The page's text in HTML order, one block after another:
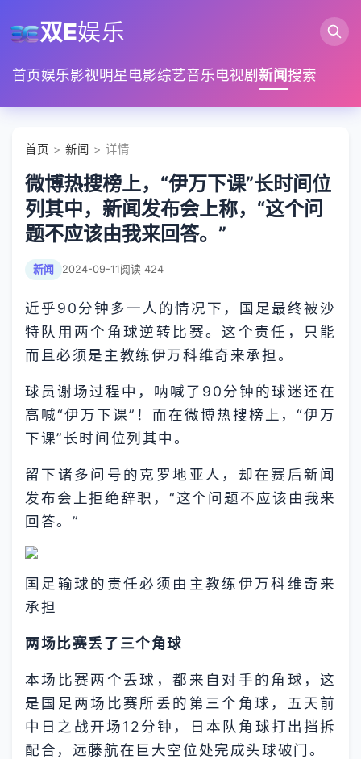
双E娱乐
首页娱乐影视明星电影综艺音乐电视剧 新闻搜索
首页 > 新闻 > 详情
微博热搜榜上，“伊万下课”长时间位
列其中，新闻发布会上称，“这个问
题不应该由我来回答。”
新闻 2024-09-11阅读 424
近乎90分钟多一人的情况下，国足最终被沙
特队用两个角球逆转比赛。这个责任，只能
而且必须是主教练伊万科维奇来承担。
球员谢场过程中，呐喊了90分钟的球迷还在
高喊“伊万下课”！而在微博热搜榜上，“伊万
下课”长时间位列其中。
留下诸多问号的克罗地亚人，却在赛后新闻
发布会上拒绝辞职，“这个问题不应该由我来
回答。”
国足输球的责任必须由主教练伊万科维奇来
承担
两场比赛丢了三个角球
本场比赛两个丢球，都来自对手的角球，这
是国足两场比赛所丢的第三个角球，五天前
中日之战开场12分钟，日本队角球打出挡拆
配合，远藤航在巨大空位处完成头球破门。